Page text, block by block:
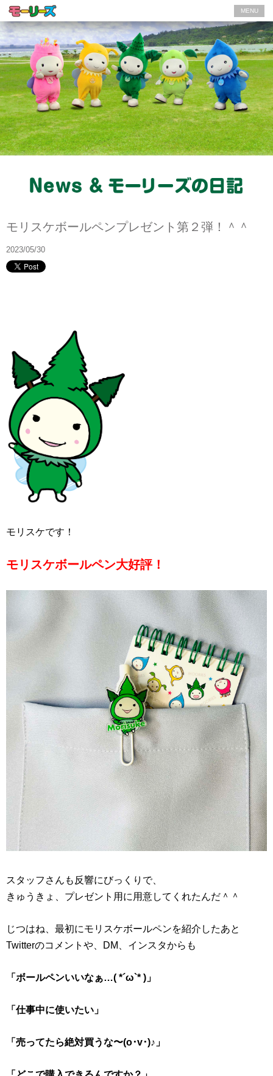
MENU
モリスケボールペンプレゼント第２弾！＾＾
2023/05/30
モリスケです！
モリスケボールペン大好評！
スタッフさんも反響にびっくりで、
きゅうきょ、プレゼント用に用意してくれたんだ＾＾
じつはね、最初にモリスケボールペンを紹介したあと
Twitterのコメントや、DM、インスタからも
「ボールペンいいなぁ…( *´ω`* )」
「仕事中に使いたい」
「売ってたら絶対買うな〜(o･v･)♪」